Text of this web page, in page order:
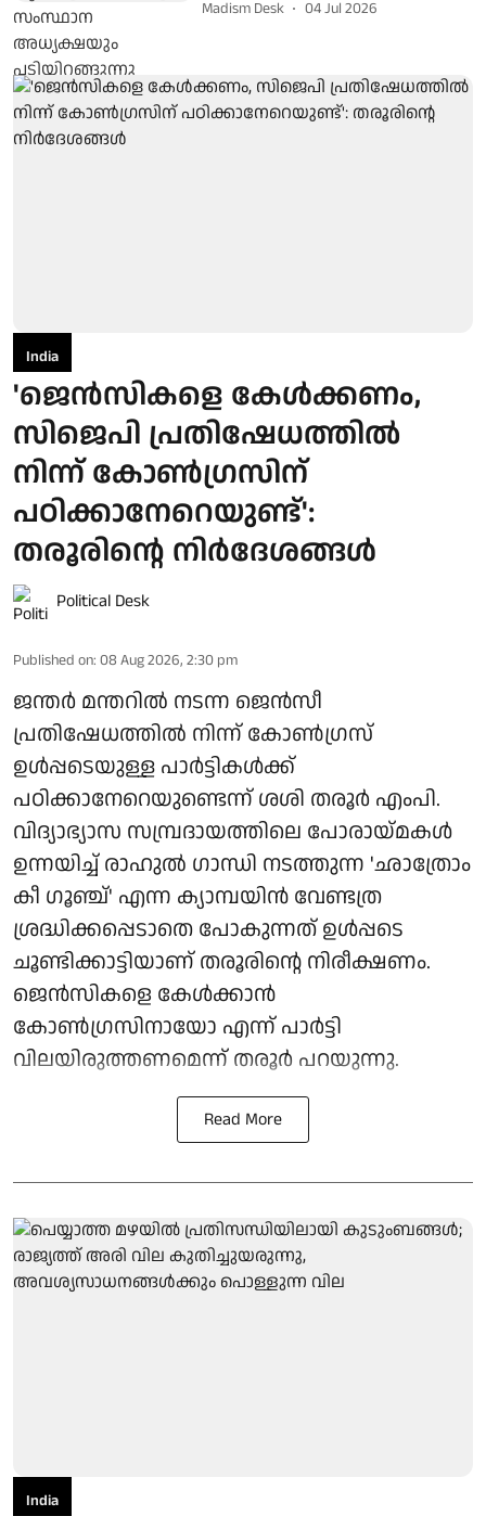
Madism Desk 04 Jul 2026
India
'ജെൻസികളെ കേൾക്കണം,
സിജെപി പ്രതിഷേധത്തിൽ
നിന്ന് കോൺഗ്രസിന്
പഠിക്കാനേറെയുണ്ട്':
തരൂരിന്റെ നിർദേശങ്ങൾ
Political Desk
Published on: 08 Aug 2026, 2:30 pm
ജന്തർ മന്തറിൽ നടന്ന ജെൻസീ
പ്രതിഷേധത്തിൽ നിന്ന് കോൺഗ്രസ്
ഉൾപ്പടെയുള്ള പാർട്ടികൾക്ക്
പഠിക്കാനേറെയുണ്ടെന്ന് ശശി തരൂർ എംപി.
വിദ്യാഭ്യാസ സമ്പ്രദായത്തിലെ പോരായ്മകൾ
ഉന്നയിച്ച് രാഹുൽ ഗാന്ധി നടത്തുന്ന 'ഛാത്രോം
കീ ഗൂഞ്ച്' എന്ന ക്യാമ്പയിൻ വേണ്ടത്ര
ശ്രദ്ധിക്കപ്പെടാതെ പോകുന്നത് ഉൾപ്പടെ
ചൂണ്ടിക്കാട്ടിയാണ് തരൂരിന്റെ നിരീക്ഷണം.
ജെൻസികളെ കേൾക്കാൻ
കോൺഗ്രസിനായോ എന്ന് പാർട്ടി
വിലയിരുത്തണമെന്ന് തരൂർ പറയുന്നു.
Read More
India